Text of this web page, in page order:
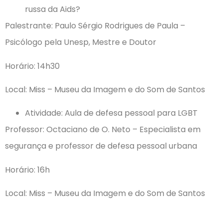
russa da Aids?
Palestrante: Paulo Sérgio Rodrigues de Paula –
Psicólogo pela Unesp, Mestre e Doutor
Horário: 14h30
Local: Miss – Museu da Imagem e do Som de Santos
Atividade: Aula de defesa pessoal para LGBT
Professor: Octaciano de O. Neto – Especialista em
segurança e professor de defesa pessoal urbana
Horário: 16h
Local: Miss – Museu da Imagem e do Som de Santos